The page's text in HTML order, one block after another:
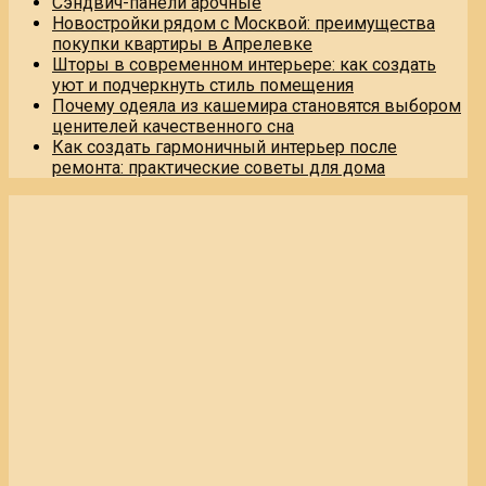
Новостройки рядом с Москвой: преимущества
покупки квартиры в Апрелевке
Шторы в современном интерьере: как создать
уют и подчеркнуть стиль помещения
Почему одеяла из кашемира становятся выбором
ценителей качественного сна
Как создать гармоничный интерьер после
ремонта: практические советы для дома